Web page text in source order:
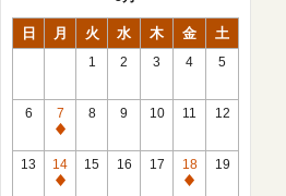
日 月 火 水 木 金 土
1 2 3 4 5
6
7
休
館
日
8 9 10 11 12
13
14
休
15 16 17
18
休
19